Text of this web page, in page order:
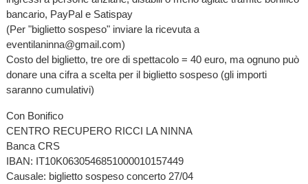
bancario, PayPal e Satispay
(Per "biglietto sospeso" inviare la ricevuta a
eventilaninna@gmail.com)
Costo del biglietto, tre ore di spettacolo = 40 euro, ma ognuno può
donare una cifra a scelta per il biglietto sospeso (gli importi
saranno cumulativi)
Con Bonifico
CENTRO RECUPERO RICCI LA NINNA
Banca CRS
IBAN: IT10K0630546851000010157449
Causale: biglietto sospeso concerto 27/04